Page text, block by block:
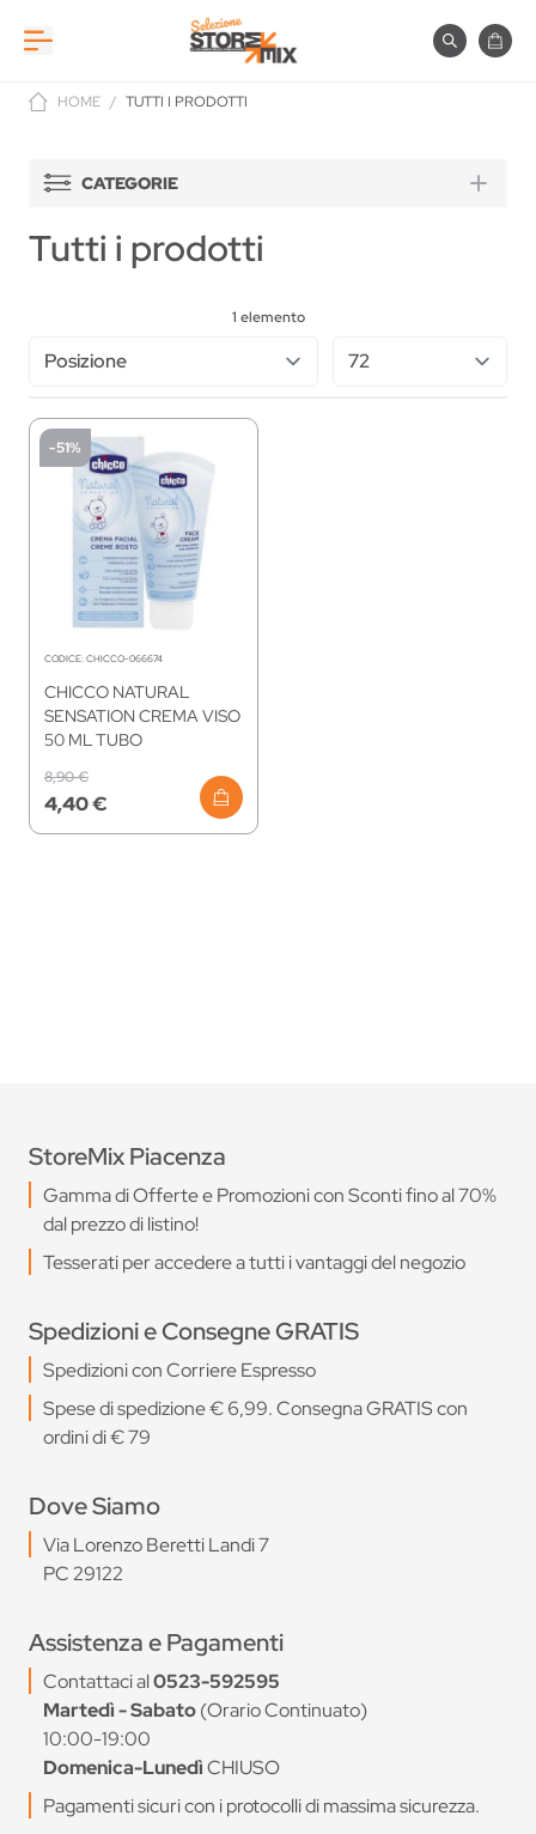
Cerca
HOME / TUTTI I PRODOTTI
CATEGORIE
Tutti i prodotti
1 elemento
-51%
CODICE: CHICCO-066674
CHICCO NATURAL
SENSATION CREMA VISO
50 ML TUBO
4,40 €
8,90 €
StoreMix Piacenza
Gamma di Offerte e Promozioni con Sconti fino al 70%
dal prezzo di listino!
Tesserati per accedere a tutti i vantaggi del negozio
Spedizioni e Consegne GRATIS
Spedizioni con Corriere Espresso
Spese di spedizione € 6,99. Consegna GRATIS con
ordini di € 79
Dove Siamo
Via Lorenzo Beretti Landi 7
PC 29122
Assistenza e Pagamenti
Contattaci al0523-592595
Martedì - Sabato(Orario Continuato)
10:00-19:00
Domenica-LunedìCHIUSO
Pagamenti sicuri con i protocolli di massima sicurezza.